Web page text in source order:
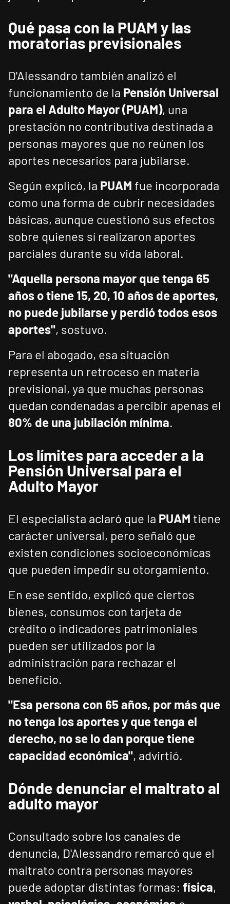
Qué pasa con la PUAM y las
moratorias previsionales
D'Alessandro también analizó el
funcionamiento de la Pensión Universal
para el Adulto Mayor (PUAM), una
prestación no contributiva destinada a
personas mayores que no reúnen los
aportes necesarios para jubilarse.
Según explicó, la PUAM fue incorporada
como una forma de cubrir necesidades
básicas, aunque cuestionó sus efectos
sobre quienes sí realizaron aportes
parciales durante su vida laboral.
"Aquella persona mayor que tenga 65
años o tiene 15, 20, 10 años de aportes,
no puede jubilarse y perdió todos esos
aportes", sostuvo.
Para el abogado, esa situación
representa un retroceso en materia
previsional, ya que muchas personas
quedan condenadas a percibir apenas el
80% de una jubilación mínima.
Los límites para acceder a la
Pensión Universal para el
Adulto Mayor
El especialista aclaró que la PUAM tiene
carácter universal, pero señaló que
existen condiciones socioeconómicas
que pueden impedir su otorgamiento.
En ese sentido, explicó que ciertos
bienes, consumos con tarjeta de
crédito o indicadores patrimoniales
pueden ser utilizados por la
administración para rechazar el
beneficio.
"Esa persona con 65 años, por más que
no tenga los aportes y que tenga el
derecho, no se lo dan porque tiene
capacidad económica", advirtió.
Dónde denunciar el maltrato al
adulto mayor
Consultado sobre los canales de
denuncia, D'Alessandro remarcó que el
maltrato contra personas mayores
puede adoptar distintas formas: física,